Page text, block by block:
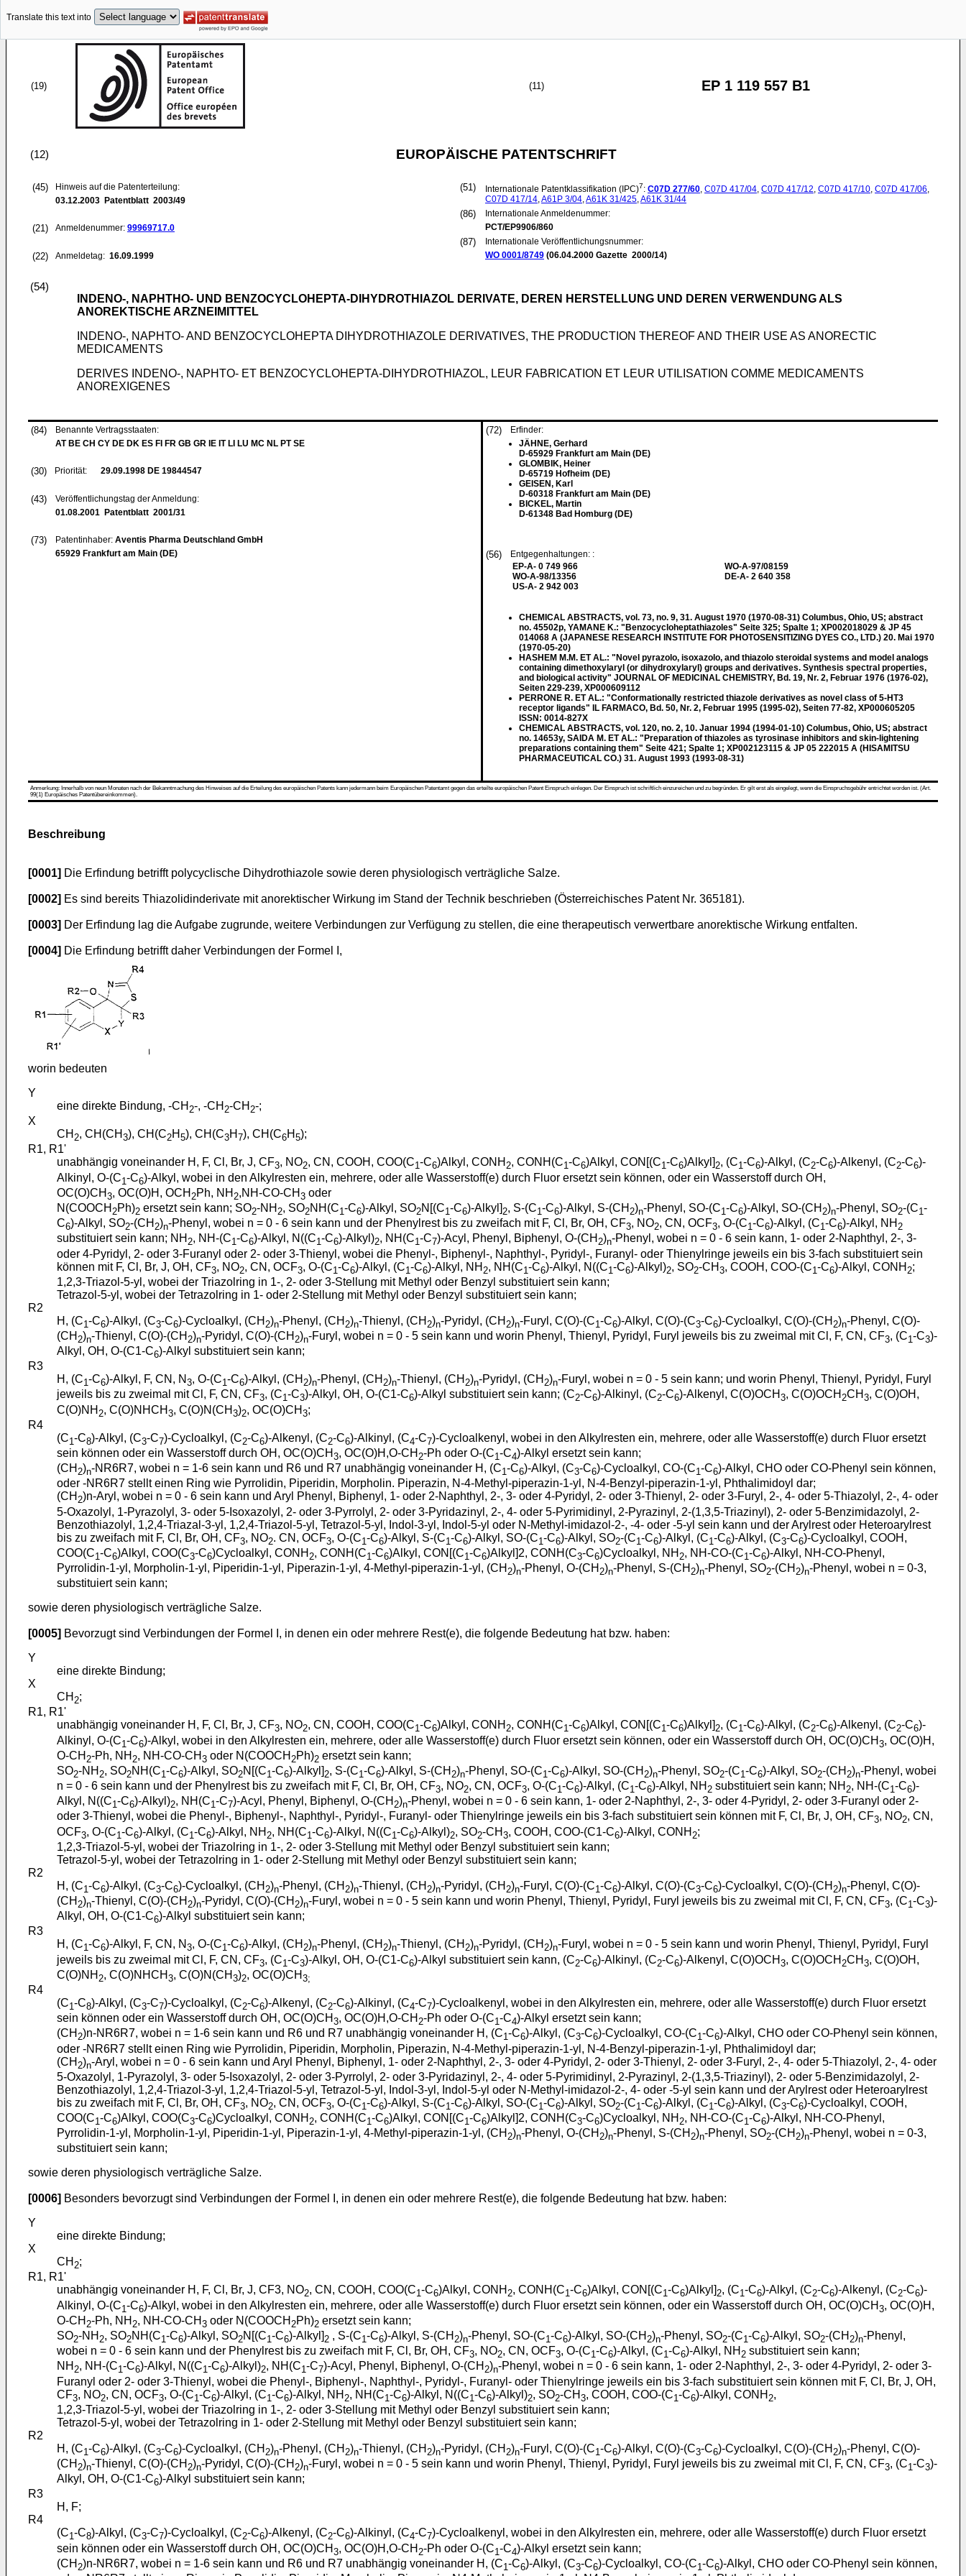
Translate this text into
(19) (11) EP 1 119 557 B1
(12) EUROPÄISCHE PATENTSCHRIFT
(45)
Hinweis auf die Patenterteilung:
03.12.2003 Patentblatt 2003/49
(21) Anmeldenummer: 99969717.0
(22) Anmeldetag: 16.09.1999
(51) Internationale Patentklassifikation (IPC)7: C07D 277/60, C07D 417/04, C07D 417/12, C07D 417/10, C07D 417/06,
C07D 417/14,A61P 3/04,A61K 31/425,A61K 31/44
(86)
Internationale Anmeldenummer:
PCT/EP9906/860
(87)
Internationale Veröffentlichungsnummer:
WO 0001/8749 (06.04.2000 Gazette 2000/14)
(54)
INDENO-, NAPHTHO- UND BENZOCYCLOHEPTA-DIHYDROTHIAZOL DERIVATE, DEREN HERSTELLUNG UND DEREN VERWENDUNG ALS
ANOREKTISCHE ARZNEIMITTEL
INDENO-, NAPHTO- AND BENZOCYCLOHEPTA DIHYDROTHIAZOLE DERIVATIVES, THE PRODUCTION THEREOF AND THEIR USE AS ANORECTIC
MEDICAMENTS
DERIVES INDENO-, NAPHTO- ET BENZOCYCLOHEPTA-DIHYDROTHIAZOL, LEUR FABRICATION ET LEUR UTILISATION COMME MEDICAMENTS
ANOREXIGENES
(84)
Benannte Vertragsstaaten:
AT BE CH CY DE DK ES FI FR GB GR IE IT LI LU MC NL PT SE
(30) Priorität: 29.09.1998 DE 19844547
(43)
Veröffentlichungstag der Anmeldung:
01.08.2001 Patentblatt 2001/31
(73) Patentinhaber: Aventis Pharma Deutschland GmbH
65929 Frankfurt am Main (DE)
(72)
Erfinder:
JÄHNE, Gerhard
D-65929 Frankfurt am Main (DE)
GLOMBIK, Heiner
D-65719 Hofheim (DE)
GEISEN, Karl
D-60318 Frankfurt am Main (DE)
BICKEL, Martin
D-61348 Bad Homburg (DE)
(56)
Entgegenhaltungen: :
EP-A- 0 749 966
WO-A-98/13356
US-A- 2 942 003
WO-A-97/08159
DE-A- 2 640 358
CHEMICAL ABSTRACTS, vol. 73, no. 9, 31. August 1970 (1970-08-31) Columbus, Ohio, US; abstract
no. 45502p, YAMANE K.: "Benzocycloheptathiazoles" Seite 325; Spalte 1; XP002018029 & JP 45
014068 A (JAPANESE RESEARCH INSTITUTE FOR PHOTOSENSITIZING DYES CO., LTD.) 20. Mai 1970
(1970-05-20)
HASHEM M.M. ET AL.: "Novel pyrazolo, isoxazolo, and thiazolo steroidal systems and model analogs
containing dimethoxylaryl (or dihydroxylaryl) groups and derivatives. Synthesis spectral properties,
and biological activity" JOURNAL OF MEDICINAL CHEMISTRY, Bd. 19, Nr. 2, Februar 1976 (1976-02),
Seiten 229-239, XP000609112
PERRONE R. ET AL.: "Conformationally restricted thiazole derivatives as novel class of 5-HT3
receptor ligands" IL FARMACO, Bd. 50, Nr. 2, Februar 1995 (1995-02), Seiten 77-82, XP000605205
ISSN: 0014-827X
CHEMICAL ABSTRACTS, vol. 120, no. 2, 10. Januar 1994 (1994-01-10) Columbus, Ohio, US; abstract
no. 14653y, SAIDA M. ET AL.: "Preparation of thiazoles as tyrosinase inhibitors and skin-lightening
preparations containing them" Seite 421; Spalte 1; XP002123115 & JP 05 222015 A (HISAMITSU
PHARMACEUTICAL CO.) 31. August 1993 (1993-08-31)
Anmerkung: Innerhalb von neun Monaten nach der Bekanntmachung des Hinweises auf die Erteilung des europäischen Patents kann jedermann beim Europäischen Patentamt gegen das erteilte europäischen Patent Einspruch einlegen. Der Einspruch ist schriftlich einzureichen und zu begründen. Er gilt erst als eingelegt, wenn die Einspruchsgebühr entrichtet worden ist. (Art.
99(1) Europäisches Patentübereinkommen).
Beschreibung
[0001] Die Erfindung betrifft polycyclische Dihydrothiazole sowie deren physiologisch verträgliche Salze.
[0002] Es sind bereits Thiazolidinderivate mit anorektischer Wirkung im Stand der Technik beschrieben (Österreichisches Patent Nr. 365181).
[0003] Der Erfindung lag die Aufgabe zugrunde, weitere Verbindungen zur Verfügung zu stellen, die eine therapeutisch verwertbare anorektische Wirkung entfalten.
[0004] Die Erfindung betrifft daher Verbindungen der Formel I,
worin bedeuten
Y
eine direkte Bindung, -CH 2-, -CH 2-CH 2-;
X
CH 2, CH(CH 3), CH(C2H 5), CH(C3H 7), CH(C6H 5);
R1, R1'
unabhängig voneinander H, F, Cl, Br, J, CF3, NO2, CN, COOH, COO(C1-C6)Alkyl, CONH 2, CONH(C1-C6)Alkyl, CON[(C1-C6)Alkyl]2, (C1-C6)-Alkyl, (C2-C6)-Alkenyl, (C2-C6)-
Alkinyl, O-(C1 -C6)-Alkyl, wobei in den Alkylresten ein, mehrere, oder alle Wasserstoff(e) durch Fluor ersetzt sein können, oder ein Wasserstoff durch OH,
OC(O)CH 3, OC(O)H, OCH 2Ph, NH 2,NH-CO-CH 3 oder
N(COOCH 2Ph)2 ersetzt sein kann; SO2-NH 2, SO2NH(C1-C6)-Alkyl, SO2N[(C1-C6)-Alkyl]2, S-(C1-C6)-Alkyl, S-(CH 2)n-Phenyl, SO-(C1-C6)-Alkyl, SO-(CH 2)n-Phenyl, SO2-(C1-
C6)-Alkyl, SO2-(CH 2)n-Phenyl, wobei n = 0 - 6 sein kann und der Phenylrest bis zu zweifach mit F, Cl, Br, OH, CF3, NO2, CN, OCF3, O-(C1-C6)-Alkyl, (C1-C6)-Alkyl, NH 2
substituiert sein kann; NH 2, NH-(C1-C6)-Alkyl, N((C1-C6)-Alkyl)2, NH(C1-C7)-Acyl, Phenyl, Biphenyl, O-(CH 2)n-Phenyl, wobei n = 0 - 6 sein kann, 1- oder 2-Naphthyl, 2-, 3-
oder 4-Pyridyl, 2- oder 3-Furanyl oder 2- oder 3-Thienyl, wobei die Phenyl-, Biphenyl-, Naphthyl-, Pyridyl-, Furanyl- oder Thienylringe jeweils ein bis 3-fach substituiert sein
können mit F, Cl, Br, J, OH, CF3, NO2, CN, OCF3, O-(C1-C6)-Alkyl, (C1-C6)-Alkyl, NH 2, NH(C1-C6)-Alkyl, N((C1-C6)-Alkyl)2, SO2-CH 3, COOH, COO-(C1-C6)-Alkyl, CONH 2;
1,2,3-Triazol-5-yl, wobei der Triazolring in 1-, 2- oder 3-Stellung mit Methyl oder Benzyl substituiert sein kann;
Tetrazol-5-yl, wobei der Tetrazolring in 1- oder 2-Stellung mit Methyl oder Benzyl substituiert sein kann;
R2
H, (C1 -C6)-Alkyl, (C3-C6)-Cycloalkyl, (CH 2)n-Phenyl, (CH 2)n-Thienyl, (CH 2)n-Pyridyl, (CH 2)n-Furyl, C(O)-(C1 -C6)-Alkyl, C(O)-(C3-C6)-Cycloalkyl, C(O)-(CH 2)n-Phenyl, C(O)-
(CH 2)n-Thienyl, C(O)-(CH 2)n-Pyridyl, C(O)-(CH 2)n-Furyl, wobei n = 0 - 5 sein kann und worin Phenyl, Thienyl, Pyridyl, Furyl jeweils bis zu zweimal mit Cl, F, CN, CF3, (C1-C3)-
Alkyl, OH, O-(C1-C6)-Alkyl substituiert sein kann;
R3
H, (C1-C6)-Alkyl, F, CN, N 3, O-(C1-C6)-Alkyl, (CH 2)n-Phenyl, (CH 2)n-Thienyl, (CH 2)n-Pyridyl, (CH 2)n-Furyl, wobei n = 0 - 5 sein kann; und worin Phenyl, Thienyl, Pyridyl, Furyl
jeweils bis zu zweimal mit Cl, F, CN, CF3, (C1-C3)-Alkyl, OH, O-(C1-C6)-Alkyl substituiert sein kann; (C2-C6)-Alkinyl, (C2-C6)-Alkenyl, C(O)OCH 3, C(O)OCH 2CH 3, C(O)OH,
C(O)NH 2, C(O)NHCH 3, C(O)N(CH 3)2, OC(O)CH 3;
R4
(C1-C8)-Alkyl, (C3-C7)-Cycloalkyl, (C2-C6)-Alkenyl, (C2-C6)-Alkinyl, (C4-C7)-Cycloalkenyl, wobei in den Alkylresten ein, mehrere, oder alle Wasserstoff(e) durch Fluor ersetzt
sein können oder ein Wasserstoff durch OH, OC(O)CH 3, OC(O)H,O-CH 2-Ph oder O-(C1-C4)-Alkyl ersetzt sein kann;
(CH 2)n-NR6R7, wobei n = 1-6 sein kann und R6 und R7 unabhängig voneinander H, (C1-C6)-Alkyl, (C3-C6)-Cycloalkyl, CO-(C1-C6)-Alkyl, CHO oder CO-Phenyl sein können,
oder -NR6R7 stellt einen Ring wie Pyrrolidin, Piperidin, Morpholin. Piperazin, N-4-Methyl-piperazin-1-yl, N-4-Benzyl-piperazin-1-yl, Phthalimidoyl dar;
(CH 2)n-Aryl, wobei n = 0 - 6 sein kann und Aryl Phenyl, Biphenyl, 1- oder 2-Naphthyl, 2-, 3- oder 4-Pyridyl, 2- oder 3-Thienyl, 2- oder 3-Furyl, 2-, 4- oder 5-Thiazolyl, 2-, 4- oder
5-Oxazolyl, 1-Pyrazolyl, 3- oder 5-Isoxazolyl, 2- oder 3-Pyrrolyl, 2- oder 3-Pyridazinyl, 2-, 4- oder 5-Pyrimidinyl, 2-Pyrazinyl, 2-(1,3,5-Triazinyl), 2- oder 5-Benzimidazolyl, 2-
Benzothiazolyl, 1,2,4-Triazal-3-yl, 1,2,4-Triazol-5-yl, Tetrazol-5-yl, Indol-3-yl, Indol-5-yl oder N-Methyl-imidazol-2-, -4- oder -5-yl sein kann und der Arylrest oder Heteroarylrest
bis zu zweifach mit F, Cl, Br, OH, CF3, NO2. CN, OCF3, O-(C1 -C6)-Alkyl, S-(C1 -C6)-Alkyl, SO-(C1 -C6)-Alkyl, SO2-(C1 -C6)-Alkyl, (C1 -C6)-Alkyl, (C3-C6)-Cycloalkyl, COOH,
COO(C1 -C6)Alkyl, COO(C3-C6)Cycloalkyl, CONH 2, CONH(C1 -C6)Alkyl, CON[(C1 -C6)Alkyl]2, CONH(C3-C6)Cycloalkyl, NH 2, NH-CO-(C1 -C6)-Alkyl, NH-CO-Phenyl,
Pyrrolidin-1-yl, Morpholin-1-yl, Piperidin-1-yl, Piperazin-1-yl, 4-Methyl-piperazin-1-yl, (CH 2)n-Phenyl, O-(CH 2)n-Phenyl, S-(CH 2)n-Phenyl, SO2-(CH 2)n-Phenyl, wobei n = 0-3,
substituiert sein kann;
sowie deren physiologisch verträgliche Salze.
[0005] Bevorzugt sind Verbindungen der Formel I, in denen ein oder mehrere Rest(e), die folgende Bedeutung hat bzw. haben:
Y
eine direkte Bindung;
X
CH 2;
R1, R1'
unabhängig voneinander H, F, Cl, Br, J, CF3, NO2, CN, COOH, COO(C1-C6)Alkyl, CONH 2, CONH(C1-C6)Alkyl, CON[(C1-C6)Alkyl]2, (C1-C6)-Alkyl, (C2-C6)-Alkenyl, (C2-C6)-
Alkinyl, O-(C1-C6)-Alkyl, wobei in den Alkylresten ein, mehrere, oder alle Wasserstoff(e) durch Fluor ersetzt sein können, oder ein Wasserstoff durch OH, OC(O)CH 3, OC(O)H,
O-CH 2-Ph, NH 2, NH-CO-CH 3 oder N(COOCH 2Ph)2 ersetzt sein kann;
SO2-NH 2, SO2NH(C1-C6)-Alkyl, SO2N[(C1-C6)-Alkyl]2, S-(C1-C6)-Alkyl, S-(CH 2)n-Phenyl, SO-(C1-C6)-Alkyl, SO-(CH 2)n-Phenyl, SO2-(C1-C6)-Alkyl, SO2-(CH 2)n-Phenyl, wobei
n = 0 - 6 sein kann und der Phenylrest bis zu zweifach mit F, Cl, Br, OH, CF3, NO2, CN, OCF3, O-(C1-C6)-Alkyl, (C1-C6)-Alkyl, NH 2 substituiert sein kann; NH 2, NH-(C1-C6)-
Alkyl, N((C1-C6)-Alkyl)2, NH(C1-C7)-Acyl, Phenyl, Biphenyl, O-(CH 2)n-Phenyl, wobei n = 0 - 6 sein kann, 1- oder 2-Naphthyl, 2-, 3- oder 4-Pyridyl, 2- oder 3-Furanyl oder 2-
oder 3-Thienyl, wobei die Phenyl-, Biphenyl-, Naphthyl-, Pyridyl-, Furanyl- oder Thienylringe jeweils ein bis 3-fach substituiert sein können mit F, Cl, Br, J, OH, CF3, NO2, CN,
OCF3, O-(C1 -C6)-Alkyl, (C1 -C6)-Alkyl, NH 2, NH(C1 -C6)-Alkyl, N((C1 -C6)-Alkyl)2, SO2-CH 3, COOH, COO-(C1-C6)-Alkyl, CONH 2;
1,2,3-Triazol-5-yl, wobei der Triazolring in 1-, 2- oder 3-Stellung mit Methyl oder Benzyl substituiert sein kann;
Tetrazol-5-yl, wobei der Tetrazolring in 1- oder 2-Stellung mit Methyl oder Benzyl substituiert sein kann;
R2
H, (C1-C6)-Alkyl, (C3-C6)-Cycloalkyl, (CH 2)n-Phenyl, (CH 2)n-Thienyl, (CH 2)n-Pyridyl, (CH 2)n-Furyl, C(O)-(C1-C6)-Alkyl, C(O)-(C3-C6)-Cycloalkyl, C(O)-(CH 2)n-Phenyl, C(O)-
(CH 2)n-Thienyl, C(O)-(CH 2)n-Pyridyl, C(O)-(CH 2)n-Furyl, wobei n = 0 - 5 sein kann und worin Phenyl, Thienyl, Pyridyl, Furyl jeweils bis zu zweimal mit Cl, F, CN, CF3, (C1-C3)-
Alkyl, OH, O-(C1-C6)-Alkyl substituiert sein kann;
R3
H, (C1-C6)-Alkyl, F, CN, N 3, O-(C1-C6)-Alkyl, (CH 2)n-Phenyl, (CH 2)n-Thienyl, (CH 2)n-Pyridyl, (CH 2)n-Furyl, wobei n = 0 - 5 sein kann und worin Phenyl, Thienyl, Pyridyl, Furyl
jeweils bis zu zweimal mit Cl, F, CN, CF3, (C1 -C3)-Alkyl, OH, O-(C1-C6)-Alkyl substituiert sein kann, (C2-C6)-Alkinyl, (C2-C6)-Alkenyl, C(O)OCH 3, C(O)OCH 2CH 3, C(O)OH,
C(O)NH 2, C(O)NHCH 3, C(O)N(CH 3)2, OC(O)CH 3;
R4
(C1-C8)-Alkyl, (C3-C7)-Cycloalkyl, (C2-C6)-Alkenyl, (C2-C6)-Alkinyl, (C4-C7)-Cycloalkenyl, wobei in den Alkylresten ein, mehrere, oder alle Wasserstoff(e) durch Fluor ersetzt
sein können oder ein Wasserstoff durch OH, OC(O)CH 3, OC(O)H,O-CH 2-Ph oder O-(C1-C4)-Alkyl ersetzt sein kann;
(CH 2)n-NR6R7, wobei n = 1-6 sein kann und R6 und R7 unabhängig voneinander H, (C1-C6)-Alkyl, (C3-C6)-Cycloalkyl, CO-(C1-C6)-Alkyl, CHO oder CO-Phenyl sein können,
oder -NR6R7 stellt einen Ring wie Pyrrolidin, Piperidin, Morpholin, Piperazin, N-4-Methyl-piperazin-1-yl, N-4-Benzyl-piperazin-1-yl, Phthalimidoyl dar;
(CH 2)n-Aryl, wobei n = 0 - 6 sein kann und Aryl Phenyl, Biphenyl, 1- oder 2-Naphthyl, 2-, 3- oder 4-Pyridyl, 2- oder 3-Thienyl, 2- oder 3-Furyl, 2-, 4- oder 5-Thiazolyl, 2-, 4- oder
5-Oxazolyl, 1-Pyrazolyl, 3- oder 5-Isoxazolyl, 2- oder 3-Pyrrolyl, 2- oder 3-Pyridazinyl, 2-, 4- oder 5-Pyrimidinyl, 2-Pyrazinyl, 2-(1,3,5-Triazinyl), 2- oder 5-Benzimidazolyl, 2-
Benzothiazolyl, 1,2,4-Triazol-3-yl, 1,2,4-Triazol-5-yl, Tetrazol-5-yl, Indol-3-yl, Indol-5-yl oder N-Methyl-imidazol-2-, 4- oder -5-yl sein kann und der Arylrest oder Heteroarylrest
bis zu zweifach mit F, Cl, Br, OH, CF3, NO2, CN, OCF3, O-(C1 -C6)-Alkyl, S-(C1 -C6)-Alkyl, SO-(C1 -C6)-Alkyl, SO2-(C1 -C6)-Alkyl, (C1 -C6)-Alkyl, (C3-C6)-Cycloalkyl, COOH,
COO(C1-C6)Alkyl, COO(C3-C6)Cycloalkyl, CONH 2, CONH(C1-C6)Alkyl, CON[(C1-C6)Alkyl]2, CONH(C3-C6)Cycloalkyl, NH 2, NH-CO-(C1-C6)-Alkyl, NH-CO-Phenyl,
Pyrrolidin-1-yl, Morpholin-1-yl, Piperidin-1-yl, Piperazin-1-yl, 4-Methyl-piperazin-1-yl, (CH 2)n-Phenyl, O-(CH 2)n-Phenyl, S-(CH 2)n-Phenyl, SO2-(CH 2)n-Phenyl, wobei n = 0-3,
substituiert sein kann;
sowie deren physiologisch verträgliche Salze.
[0006] Besonders bevorzugt sind Verbindungen der Formel I, in denen ein oder mehrere Rest(e), die folgende Bedeutung hat bzw. haben:
Y
eine direkte Bindung;
X
CH 2;
R1, R1'
unabhängig voneinander H, F, Cl, Br, J, CF3, NO2, CN, COOH, COO(C1-C6)Alkyl, CONH 2, CONH(C1-C6)Alkyl, CON[(C1-C6)Alkyl]2, (C1-C6)-Alkyl, (C2-C6)-Alkenyl, (C2-C6)-
Alkinyl, O-(C1 -C6)-Alkyl, wobei in den Alkylresten ein, mehrere, oder alle Wasserstoff(e) durch Fluor ersetzt sein können, oder ein Wasserstoff durch OH, OC(O)CH 3, OC(O)H,
O-CH 2-Ph, NH 2, NH-CO-CH 3 oder N(COOCH 2Ph)2 ersetzt sein kann;
SO2-NH 2, SO2NH(C1-C6)-Alkyl, SO2N[(C1-C6)-Alkyl]2 , S-(C1-C6)-Alkyl, S-(CH 2)n-Phenyl, SO-(C1-C6)-Alkyl, SO-(CH 2)n-Phenyl, SO2-(C1-C6)-Alkyl, SO2-(CH 2)n-Phenyl,
wobei n = 0 - 6 sein kann und der Phenylrest bis zu zweifach mit F, Cl, Br, OH, CF3, NO2, CN, OCF3, O-(C1-C6)-Alkyl, (C1-C6)-Alkyl, NH 2 substituiert sein kann;
NH 2, NH-(C1-C6)-Alkyl, N((C1-C6)-Alkyl)2, NH(C1-C7)-Acyl, Phenyl, Biphenyl, O-(CH 2)n-Phenyl, wobei n = 0 - 6 sein kann, 1- oder 2-Naphthyl, 2-, 3- oder 4-Pyridyl, 2- oder 3-
Furanyl oder 2- oder 3-Thienyl, wobei die Phenyl-, Biphenyl-, Naphthyl-, Pyridyl-, Furanyl- oder Thienylringe jeweils ein bis 3-fach substituiert sein können mit F, Cl, Br, J, OH,
CF3, NO2, CN, OCF3, O-(C1 -C6)-Alkyl, (C1 -C6)-Alkyl, NH 2, NH(C1 -C6)-Alkyl, N((C1 -C6)-Alkyl)2, SO2-CH 3, COOH, COO-(C1 -C6)-Alkyl, CONH 2,
1,2,3-Triazol-5-yl, wobei der Triazolring in 1-, 2- oder 3-Stellung mit Methyl oder Benzyl substituiert sein kann;
Tetrazol-5-yl, wobei der Tetrazolring in 1- oder 2-Stellung mit Methyl oder Benzyl substituiert sein kann;
R2
H, (C1 -C6)-Alkyl, (C3-C6)-Cycloalkyl, (CH 2)n-Phenyl, (CH 2)n-Thienyl, (CH 2)n-Pyridyl, (CH 2)n-Furyl, C(O)-(C1 -C6)-Alkyl, C(O)-(C3-C6)-Cycloalkyl, C(O)-(CH 2)n-Phenyl, C(O)-
(CH 2)n-Thienyl, C(O)-(CH 2)n-Pyridyl, C(O)-(CH 2)n-Furyl, wobei n = 0 - 5 sein kann und worin Phenyl, Thienyl, Pyridyl, Furyl jeweils bis zu zweimal mit Cl, F, CN, CF3, (C1-C3)-
Alkyl, OH, O-(C1-C6)-Alkyl substituiert sein kann;
R3
H, F;
R4
(C1-C8)-Alkyl, (C3-C7)-Cycloalkyl, (C2-C6)-Alkenyl, (C2-C6)-Alkinyl, (C4-C7)-Cycloalkenyl, wobei in den Alkylresten ein, mehrere, oder alle Wasserstoff(e) durch Fluor ersetzt
sein können oder ein Wasserstoff durch OH, OC(O)CH 3, OC(O)H,O-CH 2-Ph oder O-(C1-C4)-Alkyl ersetzt sein kann;
(CH 2)n-NR6R7, wobei n = 1-6 sein kann und R6 und R7 unabhängig voneinander H, (C1 -C6)-Alkyl, (C3-C6)-Cycloalkyl, CO-(C1 -C6)-Alkyl, CHO oder CO-Phenyl sein können,